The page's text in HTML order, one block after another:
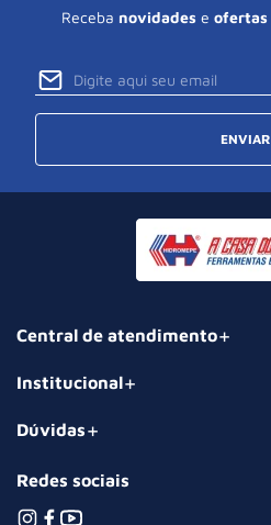
Receba novidades e ofertas
ENVIAR
Central de atendimento
Institucional
Dúvidas
Redes sociais